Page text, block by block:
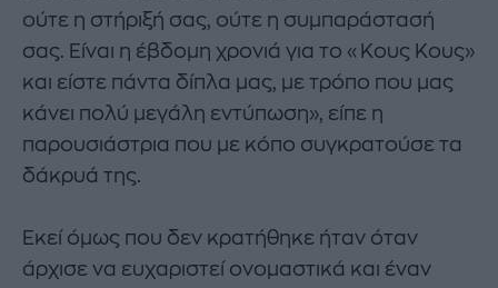
ούτε η στήριξή σας, ούτε η συμπαράστασή
σας. Είναι η έβδομη χρονιά για το «Κους Κους»
και είστε πάντα δίπλα μας, με τρόπο που μας
κάνει πολύ μεγάλη εντύπωση», είπε η
παρουσιάστρια που με κόπο συγκρατούσε τα
δάκρυά της.
Εκεί όμως που δεν κρατήθηκε ήταν όταν
άρχισε να ευχαριστεί ονομαστικά και έναν